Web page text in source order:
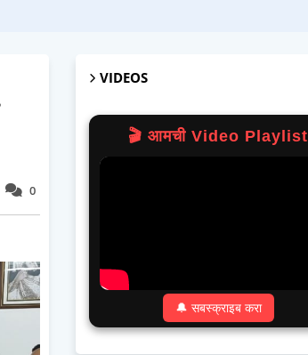
0
VIDEOS
🎬 आमची Video Playlist
🔔 सबस्क्राइब करा